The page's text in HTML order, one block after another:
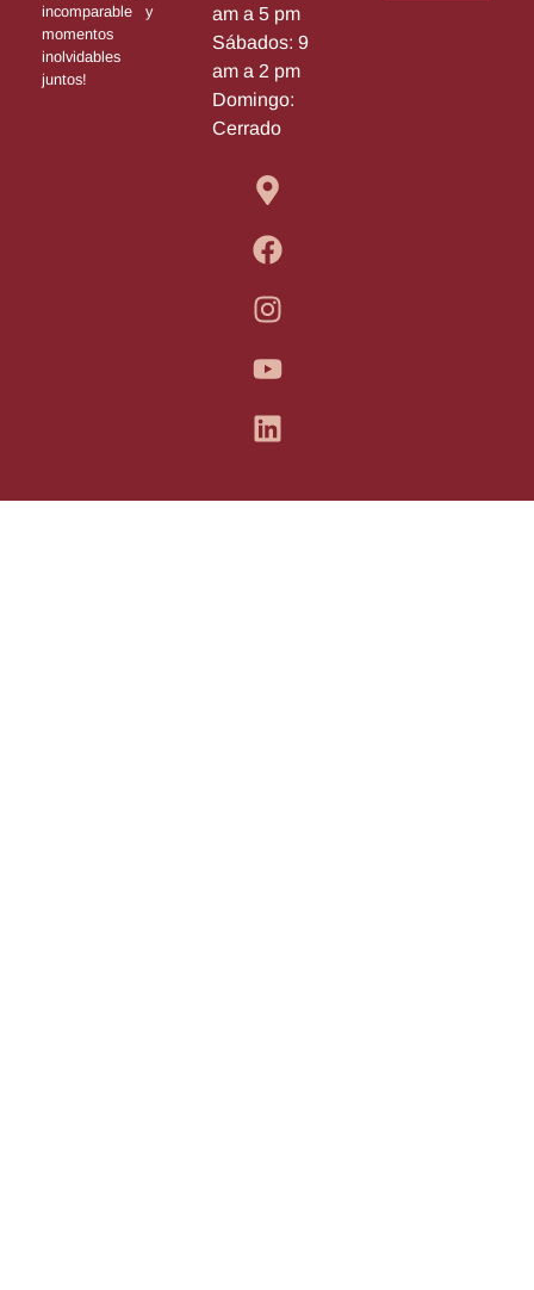
incomparable y
momentos
inolvidables
juntos!
am a 5 pm
Sábados: 9
am a 2 pm
Domingo:
Cerrado